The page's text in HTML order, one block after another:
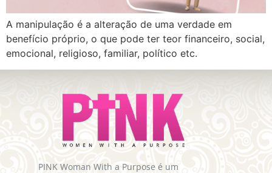
A manipulação é a alteração de uma verdade em
benefício próprio, o que pode ter teor financeiro, social,
emocional, religioso, familiar, político etc.
PINK Woman With a Purpose é um